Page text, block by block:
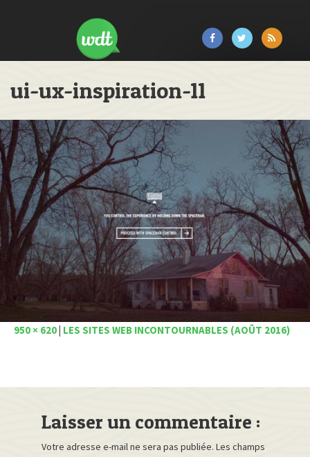
ui-ux-inspiration-11
950 × 620| LES SITES WEB INCONTOURNABLES (AOÛT 2016)
Laisser un commentaire :
Votre adresse e-mail ne sera pas publiée. Les champs